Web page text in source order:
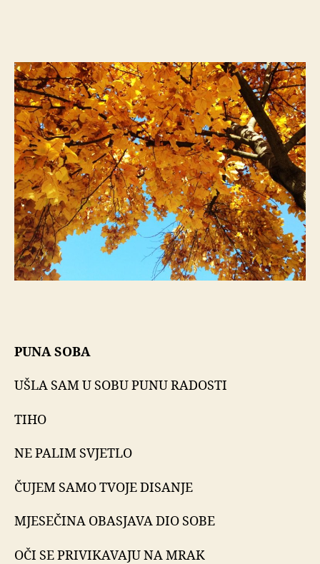
PUNA SOBA
UŠLA SAM U SOBU PUNU RADOSTI
TIHO
NE PALIM SVJETLO
ČUJEM SAMO TVOJE DISANJE
MJESEČINA OBASJAVA DIO SOBE
OČI SE PRIVIKAVAJU NA MRAK